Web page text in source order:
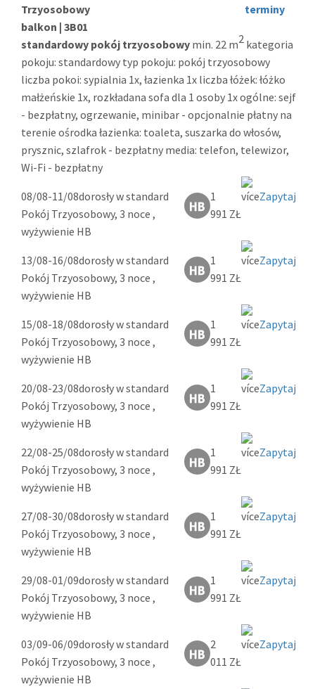
Trzyosobowy
balkon | 3B01
terminy
standardowy pokój trzyosobowy min. 22 m2 kategoria
pokoju: standardowy typ pokoju: pokój trzyosobowy
liczba pokoi: sypialnia 1x, łazienka 1x liczba łóżek: łóżko
małżeńskie 1x, rozkładana sofa dla 1 osoby 1x ogólne: sejf
- bezpłatny, ogrzewanie, minibar - opcjonalnie płatny na
terenie ośrodka łazienka: toaleta, suszarka do włosów,
prysznic, szlafrok - bezpłatny media: telefon, telewizor,
Wi-Fi - bezpłatny
08/08-11/08dorosły w standard
Pokój Trzyosobowy, 3 noce ,
wyżywienie HB
1
991 ZŁ
Zapytaj
13/08-16/08dorosły w standard
Pokój Trzyosobowy, 3 noce ,
wyżywienie HB
1
991 ZŁ
Zapytaj
15/08-18/08dorosły w standard
Pokój Trzyosobowy, 3 noce ,
wyżywienie HB
1
991 ZŁ
Zapytaj
20/08-23/08dorosły w standard
Pokój Trzyosobowy, 3 noce ,
wyżywienie HB
1
991 ZŁ
Zapytaj
22/08-25/08dorosły w standard
Pokój Trzyosobowy, 3 noce ,
wyżywienie HB
1
991 ZŁ
Zapytaj
27/08-30/08dorosły w standard
Pokój Trzyosobowy, 3 noce ,
wyżywienie HB
1
991 ZŁ
Zapytaj
29/08-01/09dorosły w standard
Pokój Trzyosobowy, 3 noce ,
wyżywienie HB
1
991 ZŁ
Zapytaj
03/09-06/09dorosły w standard
Pokój Trzyosobowy, 3 noce ,
wyżywienie HB
2
011 ZŁ
Zapytaj